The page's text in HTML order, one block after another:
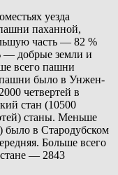
уезда
паханной,
часть — 82 %
— добрые земли и
всего пашни
пашни было в Унжен-
четвертей в
стан (10500
станы. Меньше
было в Стародубском
Больше всего
— 2843